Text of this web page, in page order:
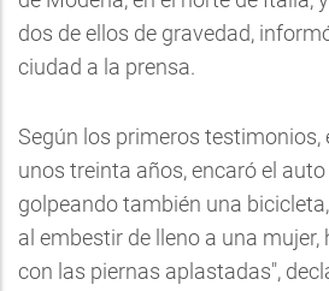
dos de ellos de gravedad,
ciudad a la prensa.
Según los primeros testimonios,
unos treinta años, encaró el
golpeando también una
al embestir de lleno a una mujer,
con las piernas aplastadas",